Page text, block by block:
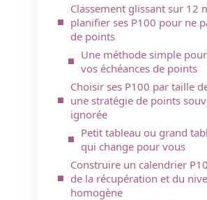
Classement glissant sur 12
planifier ses P100 pour ne
de points
Une méthode simple
vos échéances de points
Choisir ses P100 par taille
une stratégie de points
ignorée
Petit tableau ou grand
qui change pour vous
Construire un calendrier
de la récupération et du
homogène